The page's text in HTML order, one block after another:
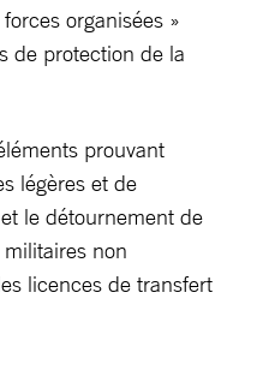
organisées »
de protection de la
prouvant
légères et de
le détournement de
non
licences de transfert